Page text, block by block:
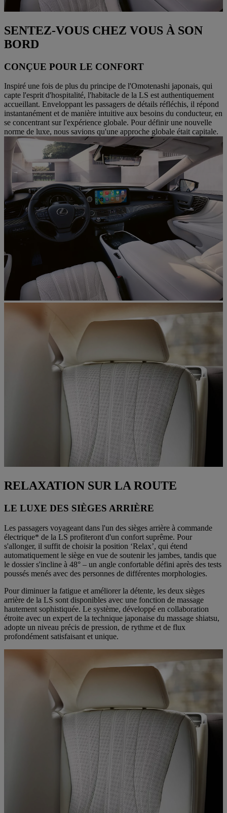
SENTEZ-VOUS CHEZ VOUS À SON
BORD
CONÇUE POUR LE CONFORT
Inspiré une fois de plus du principe de l'Omotenashi japonais, qui
capte l'esprit d'hospitalité, l'habitacle de la LS est authentiquement
accueillant. Enveloppant les passagers de détails réfléchis, il répond
instantanément et de manière intuitive aux besoins du conducteur, en
se concentrant sur l'expérience globale. Pour définir une nouvelle
norme de luxe, nous savions qu'une approche globale était capitale.
RELAXATION SUR LA ROUTE
LE LUXE DES SIÈGES ARRIÈRE
Les passagers voyageant dans l'un des sièges arrière à commande
électrique* de la LS profiteront d'un confort suprême. Pour
s'allonger, il suffit de choisir la position ‘Relax’, qui étend
automatiquement le siège en vue de soutenir les jambes, tandis que
le dossier s'incline à 48° – un angle confortable défini après des tests
poussés menés avec des personnes de différentes morphologies.
Pour diminuer la fatigue et améliorer la détente, les deux sièges
arrière de la LS sont disponibles avec une fonction de massage
hautement sophistiquée. Le système, développé en collaboration
étroite avec un expert de la technique japonaise du massage shiatsu,
adopte un niveau précis de pression, de rythme et de flux
profondément satisfaisant et unique.